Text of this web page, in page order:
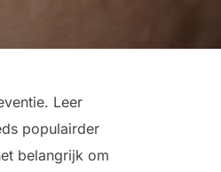
Leer
populairder
belangrijk om